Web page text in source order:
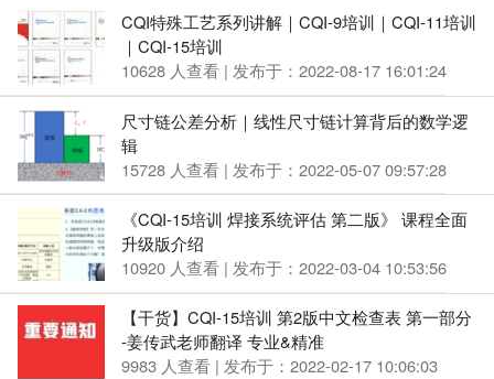
CQI特殊工艺系列讲解｜CQI-9培训｜CQI-11培训
｜CQI-15培训
10628 人查看 | 发布于：2022-08-17 16:01:24
尺寸链公差分析｜线性尺寸链计算背后的数学逻
辑
15728 人查看 | 发布于：2022-05-07 09:57:28
《CQI-15培训 焊接系统评估 第二版》 课程全面
升级版介绍
10920 人查看 | 发布于：2022-03-04 10:53:56
【干货】CQI-15培训 第2版中文检查表 第一部分
-姜传武老师翻译 专业&精准
9983 人查看 | 发布于：2022-02-17 10:06:03